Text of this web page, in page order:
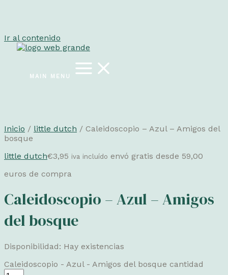
Ir al contenido
MAIN MENU
Inicio / little dutch / Caleidoscopio – Azul – Amigos del
bosque
little dutch€3,95 iva incluído envó gratis desde 59,00
euros de compra
Caleidoscopio – Azul – Amigos
del bosque
Disponibilidad: Hay existencias
Caleidoscopio - Azul - Amigos del bosque cantidad